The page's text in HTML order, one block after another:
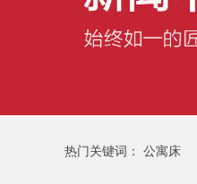
热门关键词： 公寓床